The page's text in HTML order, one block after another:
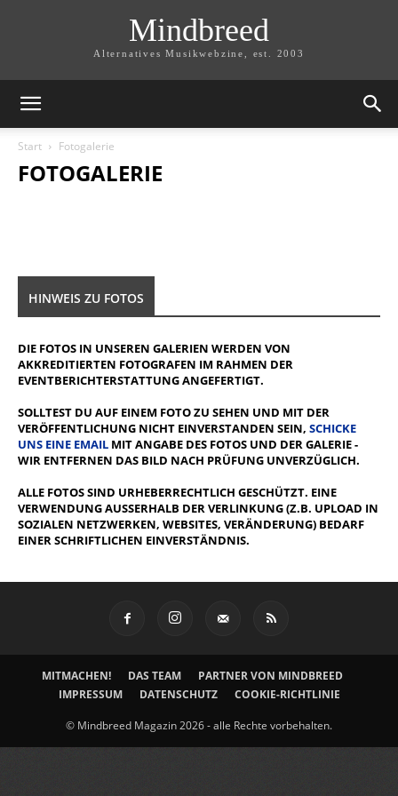
Mindbreed
Alternatives Musikwebzine, est. 2003
Start Fotogalerie
FOTOGALERIE
HINWEIS ZU FOTOS
DIE FOTOS IN UNSEREN GALERIEN WERDEN VON
AKKREDITIERTEN FOTOGRAFEN IM RAHMEN DER
EVENTBERICHTERSTATTUNG ANGEFERTIGT.
SOLLTEST DU AUF EINEM FOTO ZU SEHEN UND MIT DER
VERÖFFENTLICHUNG NICHT EINVERSTANDEN SEIN, SCHICKE
UNS EINE EMAIL MIT ANGABE DES FOTOS UND DER GALERIE -
WIR ENTFERNEN DAS BILD NACH PRÜFUNG UNVERZÜGLICH.
ALLE FOTOS SIND URHEBERRECHTLICH GESCHÜTZT. EINE
VERWENDUNG AUSSERHALB DER VERLINKUNG (Z.B. UPLOAD IN S
OZIALEN NETZWERKEN, WEBSITES, VERÄNDERUNG) BEDARF E
INER SCHRIFTLICHEN EINVERSTÄNDNIS.
MITMACHEN! DAS TEAM
PARTNER VON MINDBREED
IMPRESSUM
DATENSCHUTZ COOKIE-RICHTLINIE
© Mindbreed Magazin 2026 - alle Rechte vorbehalten.